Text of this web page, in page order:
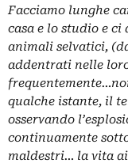
Facciamo lunghe
casa e lo studio e
animali selvatici,
addentrati nelle
qualche istante, il
osservando
continuamente
maldestri… la vita